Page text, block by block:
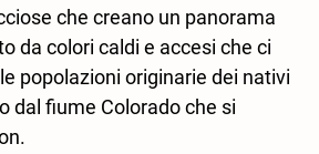
che creano un panorama
da colori caldi e accesi che ci
popolazioni originarie dei nativi
dal fiume Colorado che si